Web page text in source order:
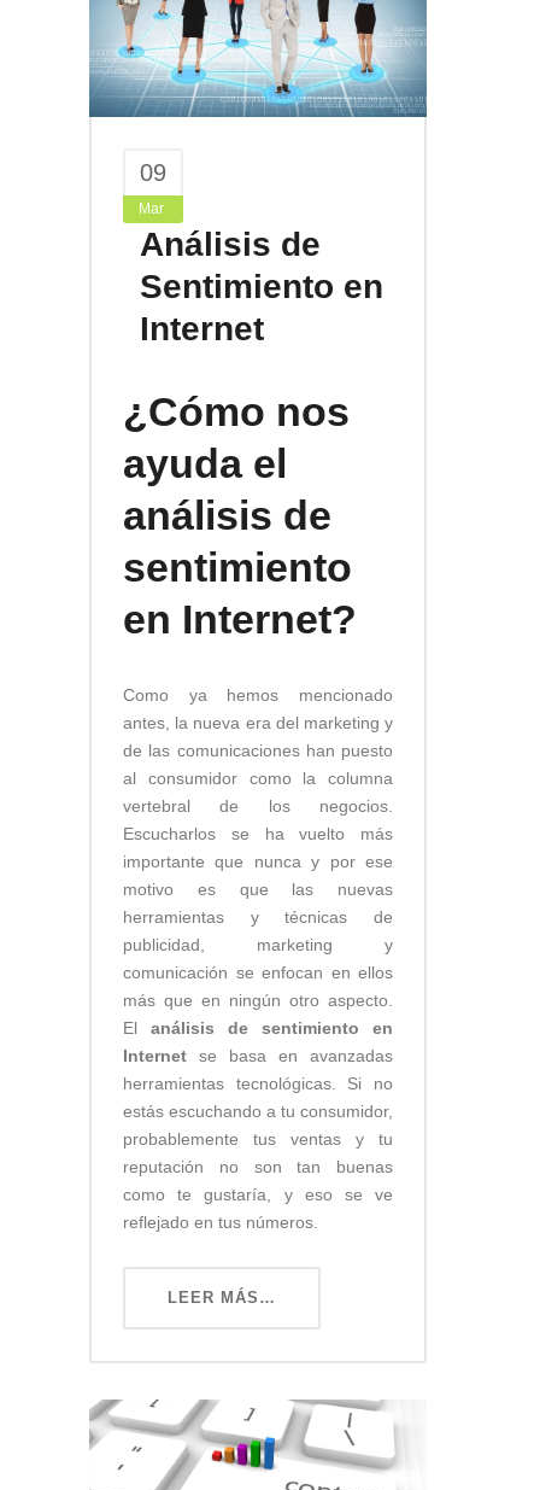
09
Mar
Análisis de
Sentimiento en
Internet
¿Cómo nos
ayuda el
análisis de
sentimiento
en Internet?
Como ya hemos mencionado
antes, la nueva era del marketing y
de las comunicaciones han puesto
al consumidor como la columna
vertebral de los negocios.
Escucharlos se ha vuelto más
importante que nunca y por ese
motivo es que las nuevas
herramientas y técnicas de
publicidad, marketing y
comunicación se enfocan en ellos
más que en ningún otro aspecto.
El análisis de sentimiento en
Internet se basa en avanzadas
herramientas tecnológicas. Si no
estás escuchando a tu consumidor,
probablemente tus ventas y tu
reputación no son tan buenas
como te gustaría, y eso se ve
reflejado en tus números.
LEER MÁS…